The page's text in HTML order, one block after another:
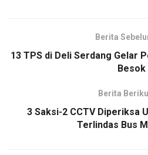
Berita
13 TPS di Deli Serdang Gelar
Besok
Berita
3 Saksi-2 CCTV Diperiksa
Terlindas Bus